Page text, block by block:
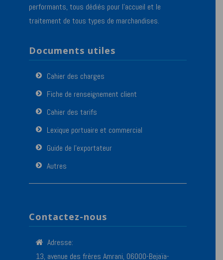
performants, tous dédiés pour l’accueil et le
traitement de tous types de marchandises.
Documents utiles
Cahier des charges
Fiche de renseignement client
Cahier des tarifs
Lexique portuaire et commercial
Guide de l’exportateur
Autres
Contactez-nous
Adresse:
13, avenue des frères Amrani, 06000-Bejaïa-